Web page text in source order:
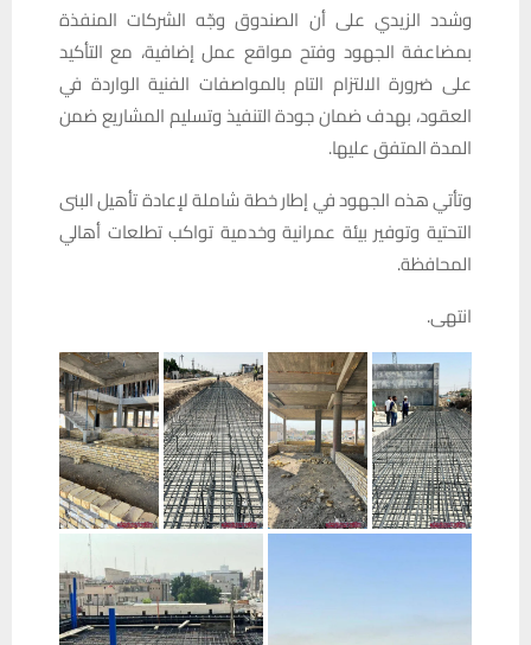
وشدد الزيدي على أن الصندوق وجّه الشركات المنفذة
بمضاعفة الجهود وفتح مواقع عمل إضافية، مع التأكيد
على ضرورة الالتزام التام بالمواصفات الفنية الواردة في
العقود، بهدف ضمان جودة التنفيذ وتسليم المشاريع ضمن
المدة المتفق عليها.
وتأتي هذه الجهود في إطار خطة شاملة لإعادة تأهيل البنى
التحتية وتوفير بيئة عمرانية وخدمية تواكب تطلعات أهالي
المحافظة.
انتهى.